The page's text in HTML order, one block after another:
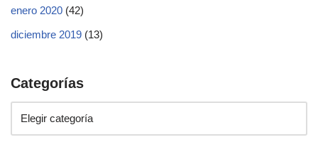
enero 2020 (42)
diciembre 2019 (13)
Categorías